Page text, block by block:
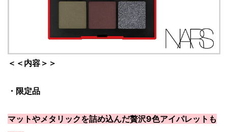
＜＜内容＞＞
・限定品
マットやメタリックを詰め込んだ贅沢9色アイパレットも